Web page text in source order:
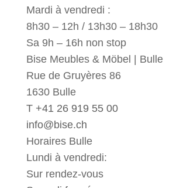
Mardi à vendredi :
8h30 – 12h / 13h30 – 18h30
Sa 9h – 16h non stop
Bise Meubles & Möbel | Bulle
Rue de Gruyères 86
1630 Bulle
T +41 26 919 55 00
info@bise.ch
Horaires Bulle
Lundi à vendredi:
Sur rendez-vous